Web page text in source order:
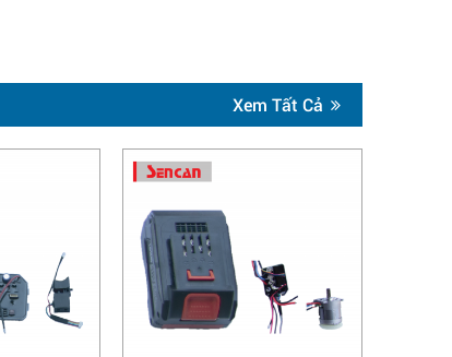
Xem Tất Cả